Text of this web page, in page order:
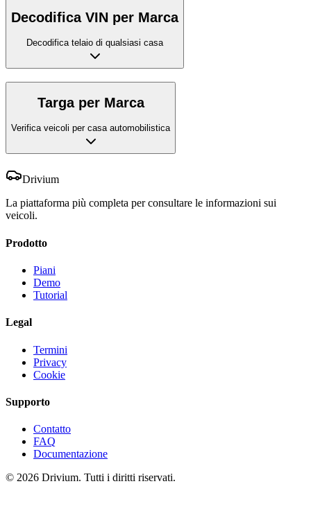
Decodifica VIN per Marca
Decodifica telaio di qualsiasi casa
Targa per Marca
Verifica veicoli per casa automobilistica
Drivium
La piattaforma più completa per consultare le informazioni sui
veicoli.
Prodotto
Piani
Demo
Tutorial
Legal
Termini
Privacy
Cookie
Supporto
Contatto
FAQ
Documentazione
© 2026 Drivium. Tutti i diritti riservati.